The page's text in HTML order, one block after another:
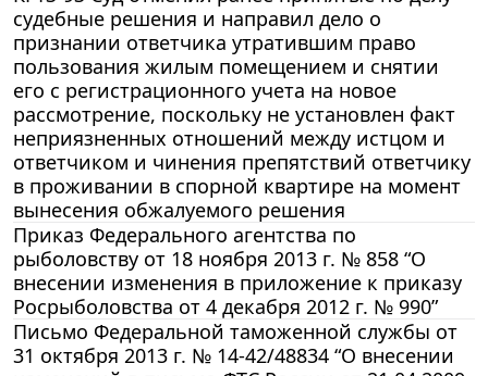
судебные решения и направил дело о
признании ответчика утратившим право
пользования жилым помещением и снятии
его с регистрационного учета на новое
рассмотрение, поскольку не установлен факт
неприязненных отношений между истцом и
ответчиком и чинения препятствий ответчику
в проживании в спорной квартире на момент
вынесения обжалуемого решения
Приказ Федерального агентства по
рыболовству от 18 ноября 2013 г. № 858 “О
внесении изменения в приложение к приказу
Росрыболовства от 4 декабря 2012 г. № 990”
Письмо Федеральной таможенной службы от
31 октября 2013 г. № 14-42/48834 “О внесении